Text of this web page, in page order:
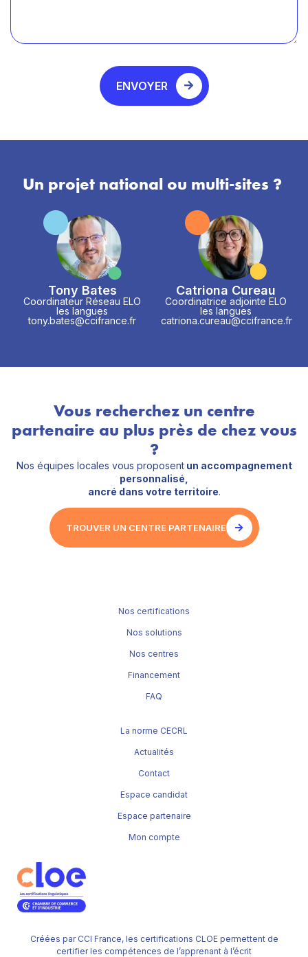
ENVOYER
Un projet national ou multi-sites ?
Tony Bates
Coordinateur Réseau ELO
les langues
tony.bates@ccifrance.fr
Catriona Cureau
Coordinatrice adjointe ELO
les langues
catriona.cureau@ccifrance.fr
Vous recherchez un centre
partenaire au plus près de chez vous
?
Nos équipes locales vous proposentun accompagnement
personnalisé,
ancré dans votre territoire.
TROUVER UN CENTRE PARTENAIRE
Créées par CCI France, les certifications CLOE permettent de
certifier les compétences de l’apprenant à l’écrit
Nos certifications
Nos solutions
Nos centres
Financement
FAQ
La norme CECRL
Actualités
Contact
Espace candidat
Espace partenaire
Mon compte